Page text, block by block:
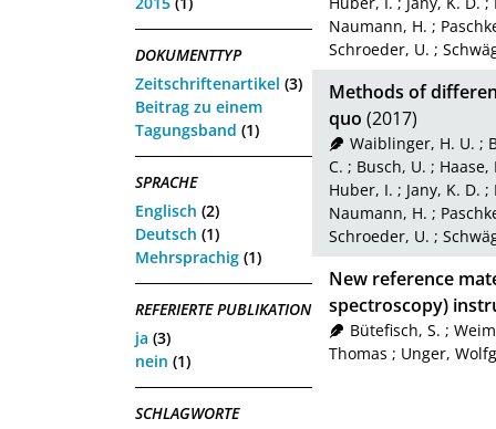
DOKUMENTTYP
Zeitschriftenartikel (3)
Beitrag zu einem
Tagungsband (1)
SPRACHE
Englisch (2)
Deutsch (1)
Mehrsprachig (1)
REFERIERTE PUBLIKATION
ja (3)
nein (1)
SCHLAGWORTE
Naumann, H. ;
Schroeder, U. ;
Methods of
quo (2017)
Waiblinger, H. U. ;
C. ; Busch, U. ; Haase,
Huber, I. ; Jany, K. D. ;
Naumann, H. ;
Schroeder, U. ;
New reference
spectroscopy)
Bütefisch, S. ;
Thomas ; Unger,